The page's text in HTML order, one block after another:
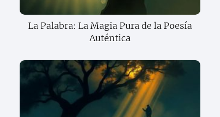
La Palabra: La Magia Pura de la Poesía
Auténtica